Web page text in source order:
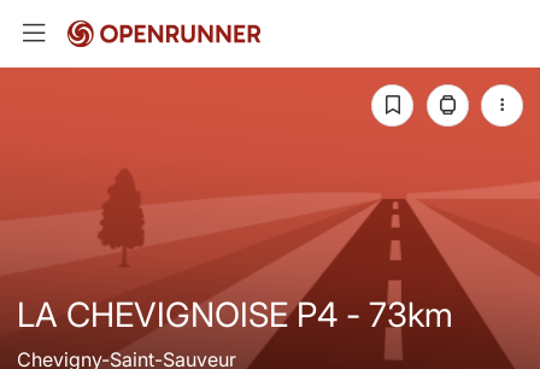
LA CHEVIGNOISE P4 - 73km
Chevigny-Saint-Sauveur